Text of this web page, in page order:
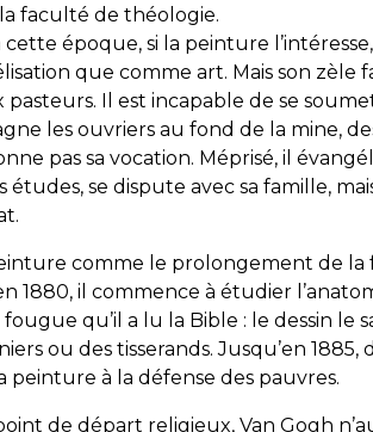
faculté de théologie.
cette époque, si la peinture
que comme art. Mais son
pasteurs. Il est incapable de se
les ouvriers au fond de la mine,
pas sa vocation. Méprisé, il
études, se dispute avec sa famille,
comme le prolongement de la
1880, il commence à étudier
fougue qu’il a lu la Bible : le dessin le
ou des tisserands. Jusqu’en
peinture à la défense des pauvres.
de départ religieux, Van Gogh